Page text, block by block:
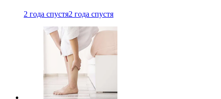
2 года спустя2 года спустя